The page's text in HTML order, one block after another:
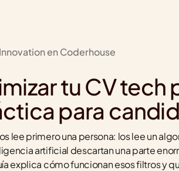
en Coderhouse
tu CV tech
para
lee primero una persona: los lee un
artificial descartan una parte
explica cómo funcionan esos filtros y